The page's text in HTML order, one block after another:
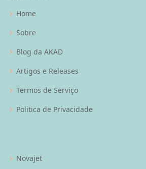
Home
Sobre
Blog da AKAD
Artigos e Releases
Termos de Serviço
Politica de Privacidade
Novajet